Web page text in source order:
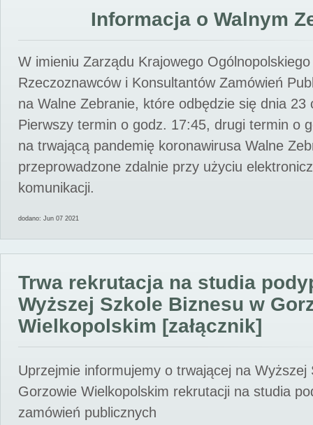
Informacja o Walnym
W imieniu Zarządu Krajowego
Rzeczoznawców i Konsultantów Zamówień
na Walne Zebranie, które odbędzie się dnia 23
Pierwszy termin o godz. 17:45, drugi termin o
na trwającą pandemię koronawirusa Walne
przeprowadzone zdalnie przy użyciu
komunikacji.
dodano: Jun 07 2021
Trwa rekrutacja na studia
Wyższej Szkole Biznesu w
Wielkopolskim [załącznik]
Uprzejmie informujemy o trwającej na Wyższej
Gorzowie Wielkopolskim rekrutacji na studia
zamówień publicznych